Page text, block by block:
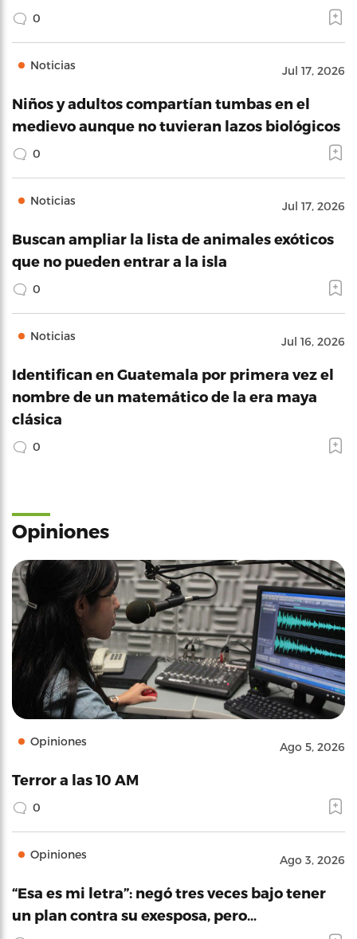
0
Noticias Jul 17, 2026
Niños y adultos compartían tumbas en el
medievo aunque no tuvieran lazos biológicos
0
Noticias Jul 17, 2026
Buscan ampliar la lista de animales exóticos
que no pueden entrar a la isla
0
Noticias Jul 16, 2026
Identifican en Guatemala por primera vez el
nombre de un matemático de la era maya
clásica
0
Opiniones
Opiniones Ago 5, 2026
Terror a las 10 AM
0
Opiniones Ago 3, 2026
“Esa es mi letra”: negó tres veces bajo tener
un plan contra su exesposa, pero…